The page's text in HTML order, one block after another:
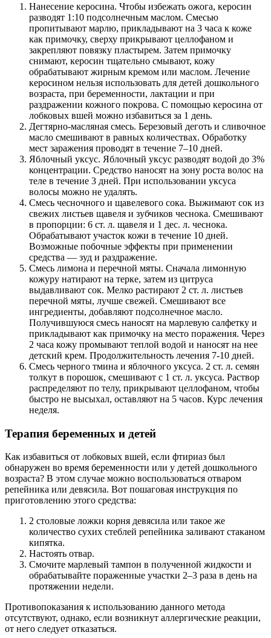
Нанесение керосина. Чтобы избежать ожога, керосин
разводят 1:10 подсолнечным маслом. Смесью
пропитывают марлю, прикладывают на 3 часа к коже
как примочку, сверху прикрывают целлофаном и
закрепляют повязку пластырем. Затем примочку
снимают, керосин тщательно смывают, кожу
обрабатывают жирным кремом или маслом. Лечение
керосином нельзя использовать для детей дошкольного
возраста, при беременности, лактации и при
раздражении кожного покрова. С помощью керосина от
лобковых вшей можно избавиться за 1 день.
Дегтярно-масляная смесь. Березовый деготь и сливочное
масло смешивают в равных количествах. Обработку
мест заражения проводят в течение 7–10 дней.
Яблочный уксус. Яблочный уксус разводят водой до 3%
концентрации. Средство наносят на зону роста волос на
теле в течение 3 дней. При использовании уксуса
волосы можно не удалять.
Смесь чесночного и щавелевого сока. Выжимают сок из
свежих листьев щавеля и зубчиков чеснока. Смешивают
в пропорции: 6 ст. л. щавеля и 1 дес. л. чеснока.
Обрабатывают участок кожи в течение 10 дней.
Возможные побочные эффекты при применении
средства — зуд и раздражение.
Смесь лимона и перечной мяты. Сначала лимонную
кожуру натирают на терке, затем из цитруса
выдавливают сок. Мелко растирают 2 ст. л. листьев
перечной мяты, лучше свежей. Смешивают все
ингредиенты, добавляют подсолнечное масло.
Получившуюся смесь наносят на марлевую салфетку и
прикладывают как примочку на место поражения. Через
2 часа кожу промывают теплой водой и наносят на нее
детский крем. Продолжительность лечения 7-10 дней.
Смесь черного тмина и яблочного уксуса. 2 ст. л. семян
толкут в порошок, смешивают с 1 ст. л. уксуса. Раствор
распределяют по телу, прикрывают целлофаном, чтобы
быстро не высыхал, оставляют на 5 часов. Курс лечения
неделя.
Терапия беременных и детей
Как избавиться от лобковых вшей, если фтириаз был
обнаружен во время беременности или у детей дошкольного
возраста? В этом случае можно воспользоваться отваром
репейника или девясила. Вот пошаговая инструкция по
приготовлению этого средства:
2 столовые ложки корня девясила или такое же
количество сухих стеблей репейника заливают стаканом
кипятка.
Настоять отвар.
Смочите марлевый тампон в полученной жидкости и
обрабатывайте пораженные участки 2–3 раза в день на
протяжении недели.
Противопоказания к использованию данного метода
отсутствуют, однако, если возникнут аллергические реакции,
от него следует отказаться.